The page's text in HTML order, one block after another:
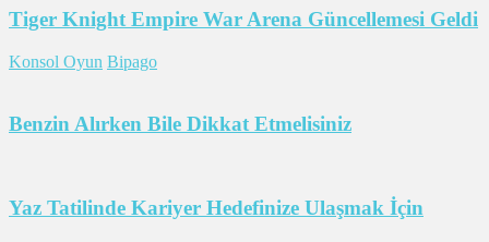
Tiger Knight Empire War Arena Güncellemesi Geldi
Konsol Oyun Bipago
Benzin Alırken Bile Dikkat Etmelisiniz
Yaz Tatilinde Kariyer Hedefinize Ulaşmak İçin